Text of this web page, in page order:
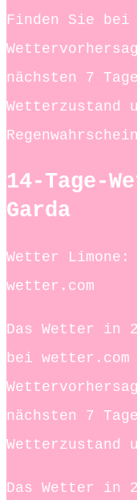
Finden Sie
nächsten 7
Wetterzustand
14-Tage-
Garda
Wetter Limone:
wetter.com
Das Wetter in
bei
nächsten 7
Wetterzustand
Das Wetter in